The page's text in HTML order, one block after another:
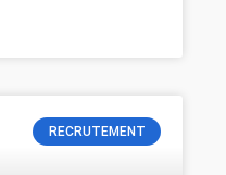
RECRUTEMENT